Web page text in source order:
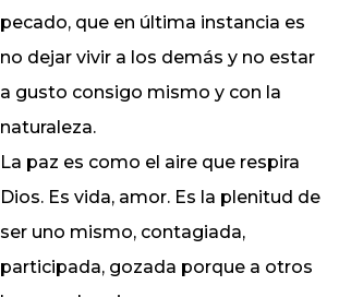
pecado, que en última instancia es
no dejar vivir a los demás y no estar
a gusto consigo mismo y con la
naturaleza.
La paz es como el aire que respira
Dios. Es vida, amor. Es la plenitud de
ser uno mismo, contagiada,
participada, gozada porque a otros